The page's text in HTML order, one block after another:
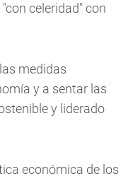
celeridad" con
medidas
y a sentar las
y liderado
económica de los